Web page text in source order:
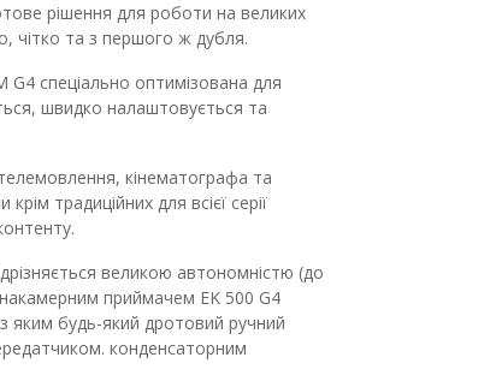
рішення для роботи на великих
чітко та з першого ж дубля.
G4 спеціально оптимізована для
швидко налаштовується та
кінематографа та
традиційних для всієї серії
великою автономністю (до
приймачем EK 500 G4
яким будь-який дротовий ручний
конденсаторним